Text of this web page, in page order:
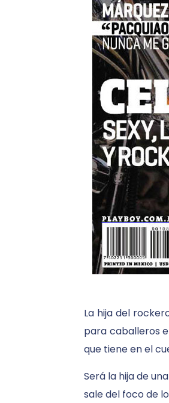
La hija del
para caballeros
que tiene en el
Será la hija de
sale del foco de